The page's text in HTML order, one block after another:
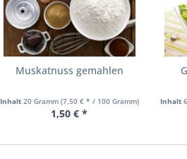
Muskatnuss gemahlen
Inhalt 20 Gramm (7,50 € * / 100 Gramm)
1,50 € *
Inhalt